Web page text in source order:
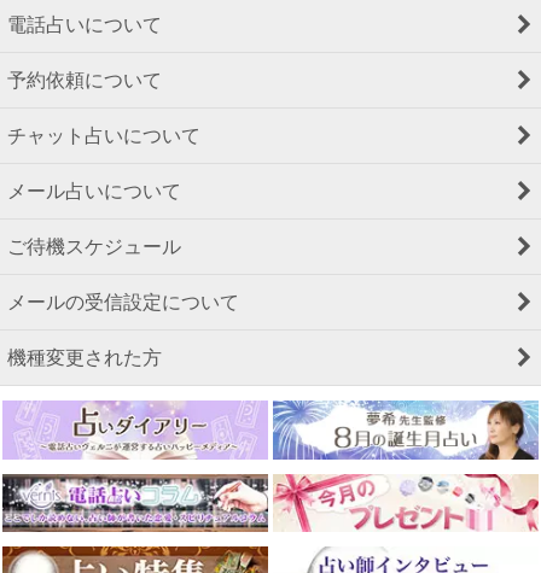
電話占いについて
予約依頼について
チャット占いについて
メール占いについて
ご待機スケジュール
メールの受信設定について
機種変更された方